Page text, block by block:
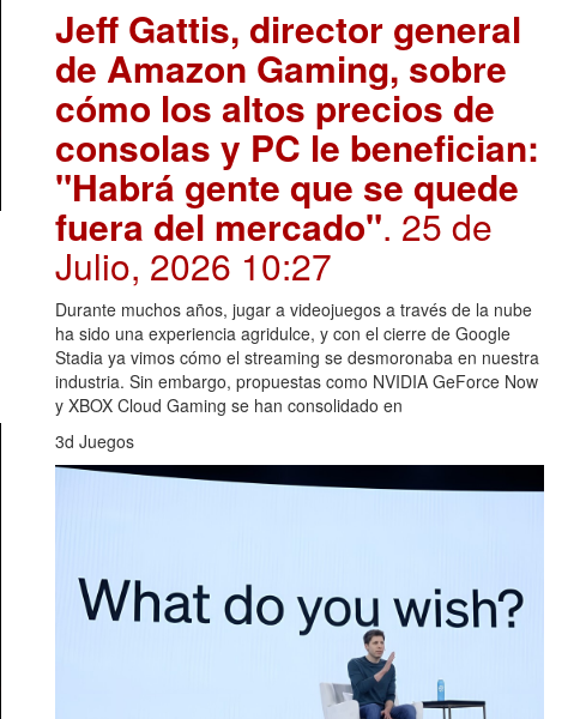
Jeff Gattis, director general
de Amazon Gaming, sobre
cómo los altos precios de
consolas y PC le benefician:
"Habrá gente que se quede
fuera del mercado". 25 de
Julio, 2026 10:27
Durante muchos años, jugar a videojuegos a través de la nube
ha sido una experiencia agridulce, y con el cierre de Google
Stadia ya vimos cómo el streaming se desmoronaba en nuestra
industria. Sin embargo, propuestas como NVIDIA GeForce Now
y XBOX Cloud Gaming se han consolidado en
3d Juegos